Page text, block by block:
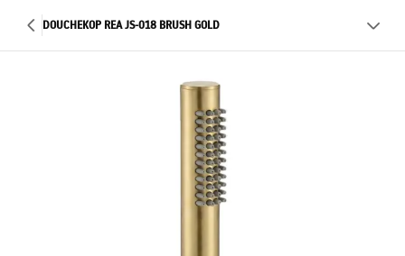
DOUCHEKOP REA JS-018 BRUSH GOLD